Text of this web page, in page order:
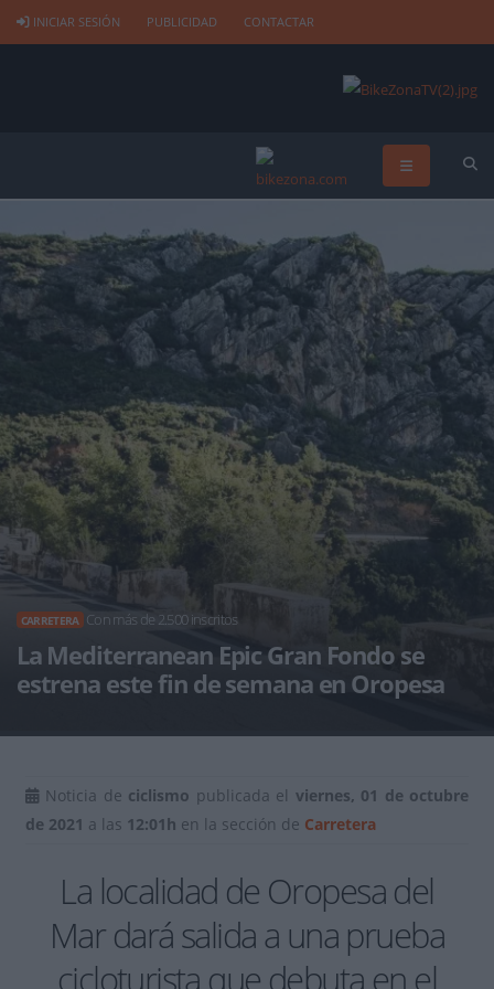
INICIAR SESIÓN PUBLICIDAD CONTACTAR
CARRETERA Con más de 2.500 inscritos
La Mediterranean Epic Gran Fondo se
estrena este fin de semana en Oropesa
Noticia de ciclismo publicada el viernes, 01 de octubre
de 2021 a las 12:01h en la sección de Carretera
La localidad de Oropesa del
Mar dará salida a una prueba
cicloturista que debuta en el